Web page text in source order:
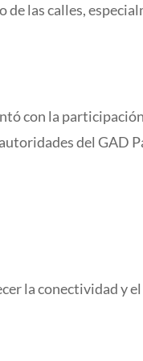
las calles,
con la
del GAD
la conectividad y